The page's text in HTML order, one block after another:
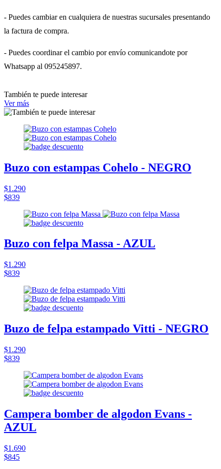
- Puedes cambiar en cualquiera de nuestras sucursales presentando
la factura de compra.
- Puedes coordinar el cambio por envío comunicandote por
Whatsapp al 095245897.
También te puede interesar
Ver más
Buzo con estampas Cohelo - NEGRO
$1.290
$839
Buzo con felpa Massa - AZUL
$1.290
$839
Buzo de felpa estampado Vitti - NEGRO
$1.290
$839
Campera bomber de algodon Evans -
AZUL
$1.690
$845